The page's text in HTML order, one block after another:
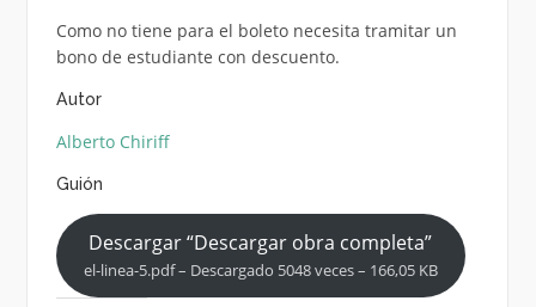
Como no tiene para el boleto necesita tramitar un
bono de estudiante con descuento.
Autor
Alberto Chiriff
Guión
Descargar “Descargar obra completa”
el-linea-5.pdf – Descargado 5048 veces – 166,05 KB